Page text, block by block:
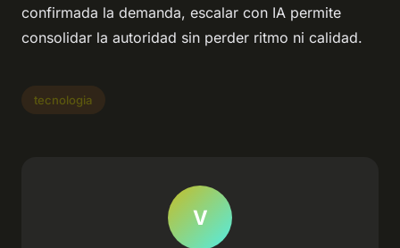
confirmada la demanda, escalar con IA permite
consolidar la autoridad sin perder ritmo ni calidad.
tecnologia
V